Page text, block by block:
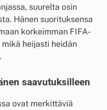
suurelta osin
Hänen suorituksensa
korkeimman FIFA-
heijasti heidän
saavutuksilleen
ovat merkittäviä